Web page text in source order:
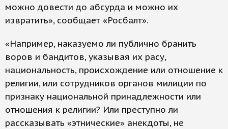
можно довести до абсурда и можно их
извратить», сообщает «Росбалт».
«Например, наказуемо ли публично бранить
воров и бандитов, указывая их расу,
национальность, происхождение или отношение к
религии, или сотрудников органов милиции по
признаку национальной принадлежности или
отношения к религии? Или преступно ли
рассказывать «этнические» анекдоты, не